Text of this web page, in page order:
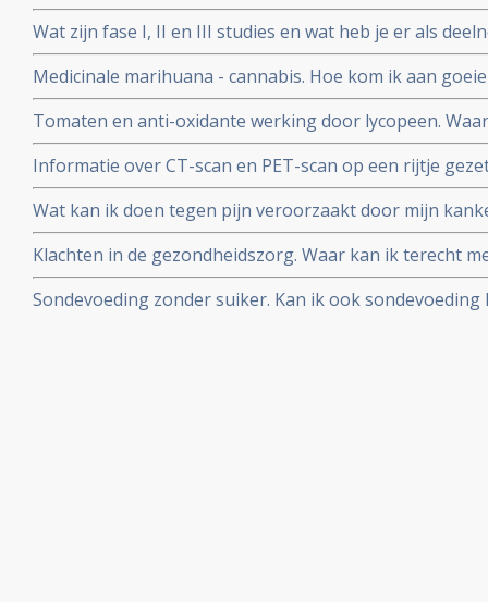
Wat zijn fase I, II en III studies en wat heb je er als
Medicinale marihuana - cannabis. Hoe kom ik aan
het antwoord.
Tomaten en anti-oxidante werking door lycopeen.
beter dan ongekookt?
Informatie over CT-scan en PET-scan op een rijtje
nadelen van contrastvloeistof
Wat kan ik doen tegen pijn veroorzaakt door mijn
manieren van pijnbestrijding?
Klachten in de gezondheidszorg. Waar kan ik terecht
slechte behandeling in een ziekenhuis en/of door
Sondevoeding zonder suiker. Kan ik ook